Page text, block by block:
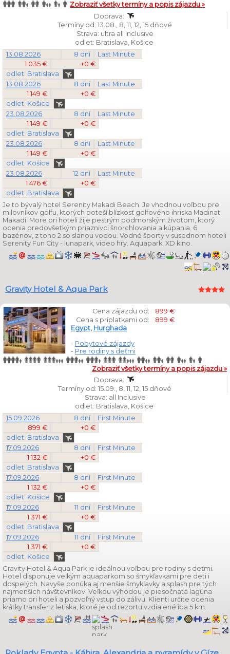
Zobraziť všetky termíny a popis zájazdu »
Doprava:
Termíny od: 13.08., 8, 11, 12, 15 dňové
Strava: ultra all Inclusive
odlet: Bratislava, Košice
13.08.2026
8 dní
Last Minute
1 035 €
+0 €
odlet: Bratislava
13.08.2026
8 dní
Last Minute
1 149 €
+0 €
odlet: Košice
23.08.2026
8 dní
Last Minute
1 149 €
+0 €
odlet: Bratislava
23.08.2026
8 dní
Last Minute
1 149 €
+0 €
odlet: Košice
23.08.2026
12 dní
Last Minute
1 476 €
+0 €
odlet: Bratislava
Je to bývalý hotel Serenity Makadi Beach. Je vhodnou voľbou pre
milovníkov golfu, ktorých poteší blízkosť golfového ihriska Madinat
Makadi. More pri hoteli žije pestrým podmorským životom, ktorý
ocenia predovšetkým priaznivci šnorchlovania a kúpania. 6
bazénov, z toho 2 so slanou vodou. Vodné športy v susednom hoteli
Serenity Fun City - lunapark, video hry. Aquapark, XD kino.
Gravity Hotel & Aqua Park
Cena zájazdu od:
899 €
Cena s príplatkami od:
899 €
Egypt, Hurghada
- Pobytové zájazdy
- Pre rodiny s deťmi
Zobraziť všetky termíny a popis zájazdu »
Doprava:
Termíny od: 15.09., 8, 11, 12, 15 dňové
Strava: all Inclusive
odlet: Bratislava, Košice
15.09.2026
8 dní
First Minute
899 €
+0 €
odlet: Bratislava
17.09.2026
8 dní
First Minute
1 132 €
+0 €
odlet: Bratislava
17.09.2026
8 dní
First Minute
1 132 €
+0 €
odlet: Košice
17.09.2026
11 dní
First Minute
1 371 €
+0 €
odlet: Bratislava
17.09.2026
11 dní
First Minute
1 371 €
+0 €
odlet: Košice
Gravity Hotel & Aqua Park je ideálnou voľbou pre rodiny s deťmi.
Hotel disponuje veľkým aquaparkom so šmykľavkami pre deti i
dospelých. Navyše ponúka aj menšie šmykľavky a splash pre tých
najmenších návštevníkov. Veľkou výhodou je piesočnatá lagúna
priamo pri hoteli a pozvoľný vstup do zálivu. Klienti určite ocenia
krátky transfer z letiska, ktoré je od rezortu vzdialené iba 5 km.